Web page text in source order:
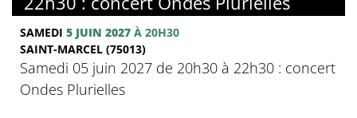
SAMEDI 5 JUIN 2027 À 20H30
SAINT-MARCEL (75013)
Samedi 05 juin 2027 de 20h30 à 22h30 : concert
Ondes Plurielles